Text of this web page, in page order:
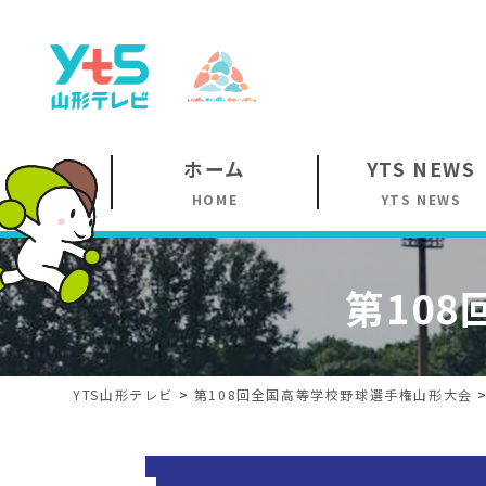
ホーム
HOME
YTS NEWS
YTS NEWS
第108
YTS山形テレビ > 第108回全国高等学校野球選手権山形大会